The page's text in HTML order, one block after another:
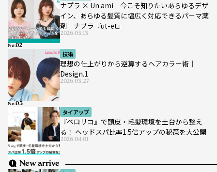
ナプラ × Un ami 今こそ知りたいあらゆるデザ
イン、あらゆる髪質に幅広く対応できるパーマ薬
剤 ナプラ『ut-et』
2026.05.13
技術
理想の仕上がりから逆算するヘアカラー術｜
Design.1
2026.03.27
No.
タイアップ
『ペロリコ』で頭皮・毛髪環境を土台から整え
る！ ヘッドスパ比率1.5倍アップの秘策を大公開
2026.04.01
No.
New arrive